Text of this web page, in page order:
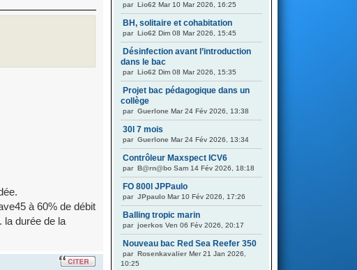
à 60% de débit
la durée de la
par Lio62 Mar 10 Mar 2026, 16:25
BH, solitaire et cohabitation
par Lio62 Dim 08 Mar 2026, 15:45
Désinfection avant l’introduction
dans le bac
par Lio62 Dim 08 Mar 2026, 15:35
Projet bac pédagogique dans un
collège
par Guerlone Mar 24 Fév 2026, 13:38
30l 7 mois
par Guerlone Mar 24 Fév 2026, 13:34
Contrôleur Maxspect ICV6
par B@rn@bo Sam 14 Fév 2026, 18:18
FO 800l JPPaulo
par JPpaulo Mar 10 Fév 2026, 17:26
Balling tropic marin
par joerkos Ven 06 Fév 2026, 20:17
Nouveau bac Red Sea Reefer 350
par Rosenkavalier Mer 21 Jan 2026,
10:25